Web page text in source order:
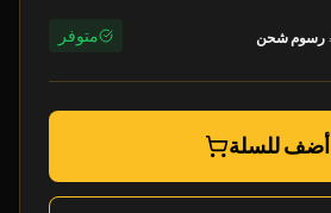
رسوم شحن متوفر
أضف للسلة